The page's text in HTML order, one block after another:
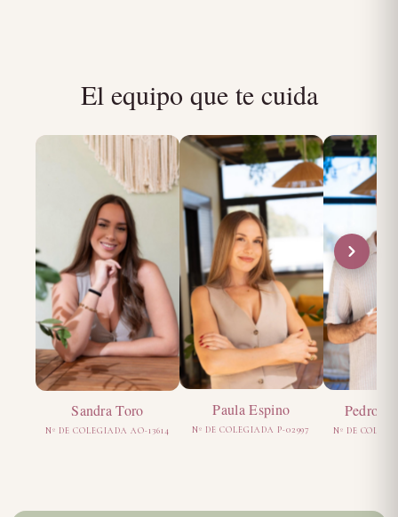
El equipo que te cuida
Sandra Toro
Nº DE COLEGIADA AO-13614
Paula Espino
Nº DE COLEGIADA P-02997
Pedro
Nº DE